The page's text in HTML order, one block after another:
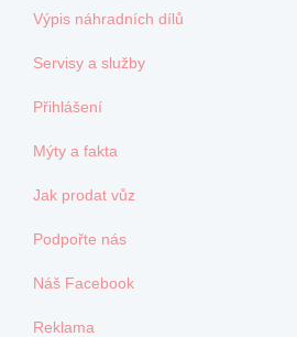
Výpis náhradních dílů
Servisy a služby
Přihlášení
Mýty a fakta
Jak prodat vůz
Podpořte nás
Náš Facebook
Reklama